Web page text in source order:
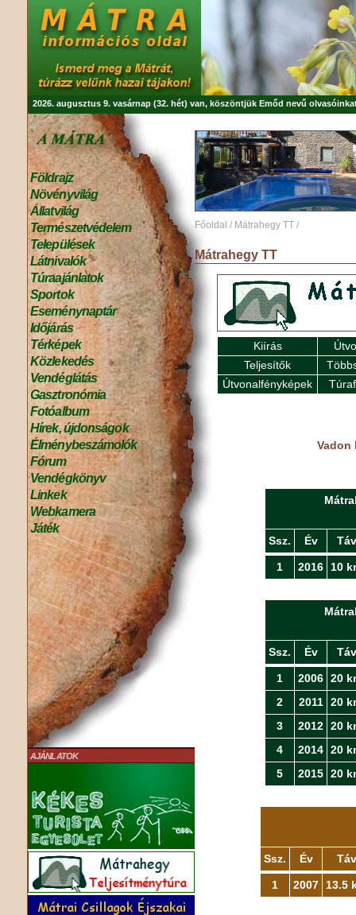
2026. augusztus 9. vasárnap (32. hét) van, köszöntjük Emőd nevű
Földrajz
Növényvilág
Állatvilág
Természetvédelem
Települések
Látnivalók
Túraajánlatok
Sportok
Eseménynaptár
Időjárás
Térképek
Közlekedés
Vendéglátás
Gasztronómia
Fotóalbum
Hírek, újdonságok
Élménybeszámolók
Fórum
Vendégkönyv
Linkek
Webkamera
Játék
AJÁNLATOK
Főoldal / Mátrahegy TT /
Mátrahegy TT
Kiírás
Teljesítők
Útvonalfényképek
Vadon
Ssz. Év Táv
1 2016 10
Ssz. Év Táv
1 2006 20
2
2011 20
3
2012 20
4
2014 20
5
2015 20
Ssz. Év Táv
1 2007 13.5